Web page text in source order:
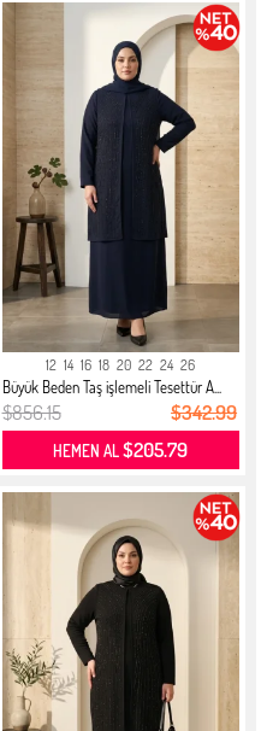
12 14 16 18 20 22 24 26
Büyük Beden Taş işlemeli Tesettür A...
$856.15 $342.99
HEMEN AL$205.79